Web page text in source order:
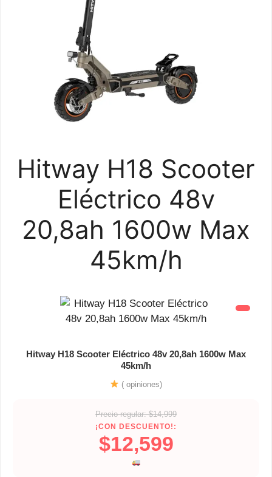
Hitway H18 Scooter
Eléctrico 48v
20,8ah 1600w Max
45km/h
Hitway H18 Scooter Eléctrico 48v 20,8ah 1600w Max
45km/h
( opiniones)
Precio regular: $14,999
¡CON DESCUENTO!:
$12,599